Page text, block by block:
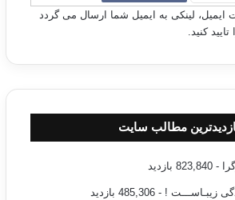
ایمیل، لینکی به ایمیل شما ارسال می گردد
تایید کنید.
مطالب سایت
- 823,840 بازدید
زیبـاســـت ! - 485,306 بازدید